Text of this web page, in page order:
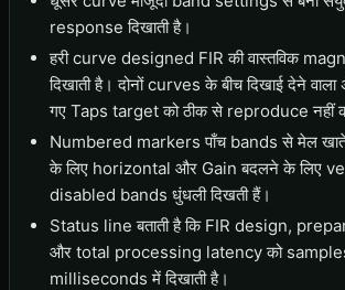
response दिखाती है।
हरी curve designed FIR की वास्तविक
दिखाती है। दोनों curves के बीच दिखाई देने वाला
गए Taps target को ठीक से reproduce नहीं
Numbered markers पाँच bands से मेल
के लिए horizontal और Gain बदलने के लिए
disabled bands धुंधली दिखती हैं।
Status line बताती है कि FIR design,
और total processing latency को
milliseconds में दिखाती है।